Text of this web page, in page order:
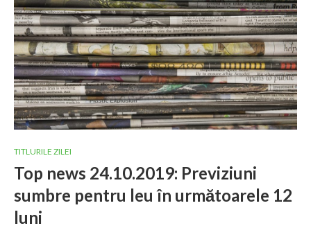
TITLURILE ZILEI
Top news 24.10.2019: Previziuni
sumbre pentru leu în următoarele 12
luni